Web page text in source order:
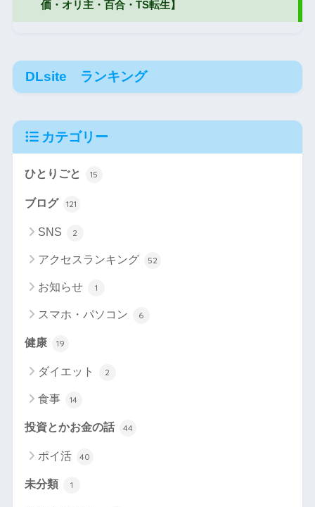
DLsite ランキング
カテゴリー
ひとりごと 15
ブログ 121
SNS 2
アクセスランキング 52
お知らせ 1
スマホ・パソコン 6
健康 19
ダイエット 2
食事 14
投資とかお金の話 44
ポイ活 40
未分類 1